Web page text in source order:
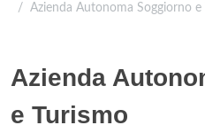
Azienda Autonoma Soggiorno e
Azienda
e Turismo